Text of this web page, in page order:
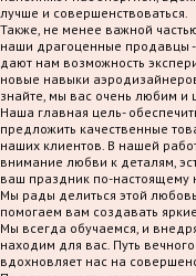
лучше и совершенствоваться.
Также, не менее важной
наши драгоценные продавцы
дают нам возможность
новые навыки
знайте, мы вас очень любим и
Наша главная цель-
предложить качественные
наших клиентов. В нашей
внимание любви к деталям,
ваш праздник по-
Мы рады делиться этой
помогаем вам создавать
Мы всегда обучаемся, и
находим для вас. Путь
вдохновляет нас на